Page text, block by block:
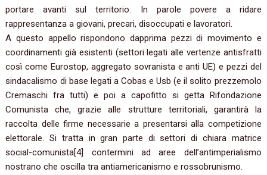
portare avanti sul territorio. In parole povere a ridare
rappresentanza a giovani, precari, disoccupati e lavoratori.
A questo appello rispondono dapprima pezzi di movimento e
coordinamenti già esistenti (settori legati alle vertenze antisfratti
così come Eurostop, aggregato sovranista e anti UE) e pezzi del
sindacalismo di base legati a Cobas e Usb (e il solito prezzemolo
Cremaschi fra tutti) e poi a capofitto si getta Rifondazione
Comunista che, grazie alle strutture territoriali, garantirà la
raccolta delle firme necessarie a presentarsi alla competizione
elettorale. Si tratta in gran parte di settori di chiara matrice
social-comunista[4] contermini ad aree dell’antimperialismo
nostrano che oscilla tra antiamericanismo e rossobrunismo.